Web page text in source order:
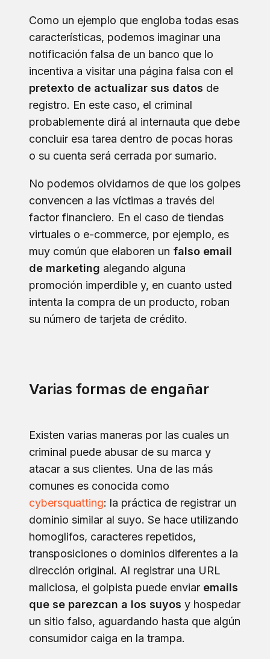
Como un ejemplo que engloba todas esas
características, podemos imaginar una
notificación falsa de un banco que lo
incentiva a visitar una página falsa con el
pretexto de actualizar sus datos de
registro. En este caso, el criminal
probablemente dirá al internauta que debe
concluir esa tarea dentro de pocas horas
o su cuenta será cerrada por sumario.
No podemos olvidarnos de que los golpes
convencen a las víctimas a través del
factor financiero. En el caso de tiendas
virtuales o e-commerce, por ejemplo, es
muy común que elaboren un falso email
de marketing alegando alguna
promoción imperdible y, en cuanto usted
intenta la compra de un producto, roban
su número de tarjeta de crédito.
Varias formas de engañar
Existen varias maneras por las cuales un
criminal puede abusar de su marca y
atacar a sus clientes. Una de las más
comunes es conocida como
cybersquatting: la práctica de registrar un
dominio similar al suyo. Se hace utilizando
homoglifos, caracteres repetidos,
transposiciones o dominios diferentes a la
dirección original. Al registrar una URL
maliciosa, el golpista puede enviar emails
que se parezcan a los suyos y hospedar
un sitio falso, aguardando hasta que algún
consumidor caiga en la trampa.